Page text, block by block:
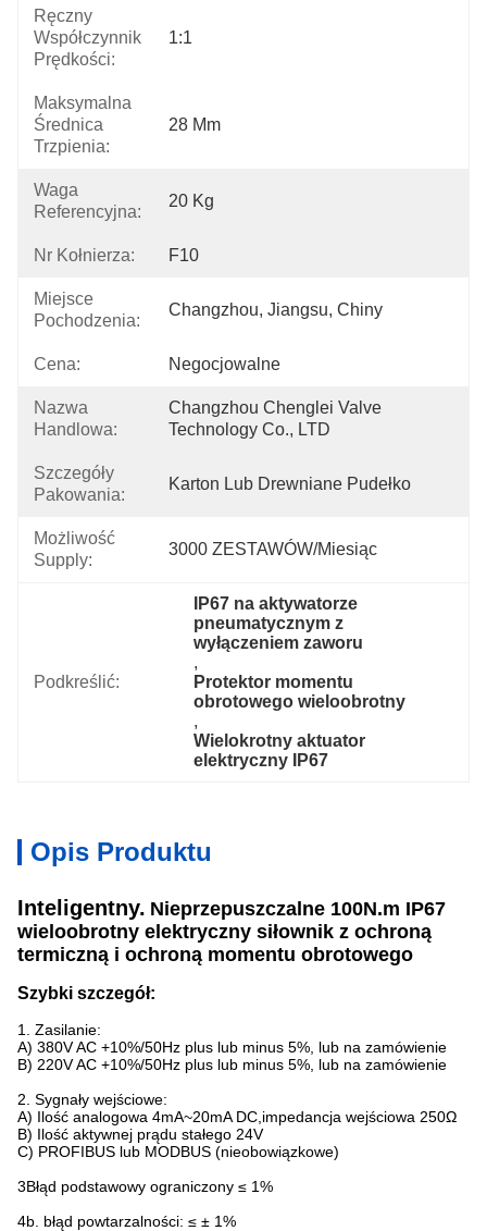
Ręczny
Współczynnik
Prędkości:
1:1
Maksymalna
Średnica
Trzpienia:
28 Mm
Waga
Referencyjna:
20 Kg
Nr Kołnierza: F10
Miejsce
Pochodzenia:
Changzhou, Jiangsu, Chiny
Cena: Negocjowalne
Nazwa
Handlowa:
Changzhou Chenglei Valve
Technology Co., LTD
Szczegóły
Pakowania:
Karton Lub Drewniane Pudełko
Możliwość
Supply:
3000 ZESTAWÓW/miesiąc
Podkreślić:
IP67 na aktywatorze
pneumatycznym z
wyłączeniem zaworu
,
Protektor momentu
obrotowego wieloobrotny
,
Wielokrotny aktuator
elektryczny IP67
Opis Produktu
Inteligentny. Nieprzepuszczalne 100N.m IP67
wieloobrotny elektryczny siłownik z ochroną
termiczną i ochroną momentu obrotowego
Szybki szczegół:
1. Zasilanie:
A) 380V AC +10%/50Hz plus lub minus 5%, lub na zamówienie
B) 220V AC +10%/50Hz plus lub minus 5%, lub na zamówienie
2. Sygnały wejściowe:
A) Ilość analogowa 4mA~20mA DC,impedancja wejściowa 250Ω
B) Ilość aktywnej prądu stałego 24V
C) PROFIBUS lub MODBUS (nieobowiązkowe)
3Błąd podstawowy ograniczony ≤ 1%
4b. błąd powtarzalności: ≤ ± 1%